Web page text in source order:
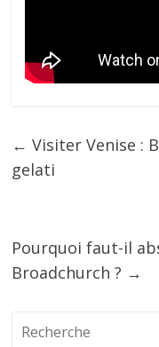
← Visiter Venise :
gelati
Pourquoi faut-il
Broadchurch ? →